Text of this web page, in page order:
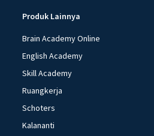
Produk Lainnya
Brain Academy Online
English Academy
Skill Academy
Ruangkerja
Schoters
Kalananti